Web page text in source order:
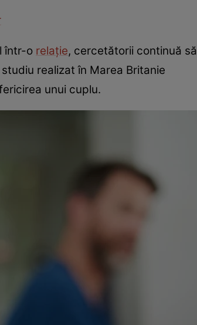
într-o relație, cercetătorii continuă să
realizat în Marea Britanie
unui cuplu.